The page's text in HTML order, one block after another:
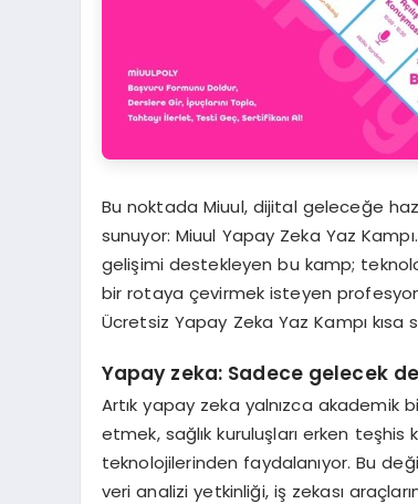
Bu noktada Miuul, dijital geleceğe
sunuyor: Miuul Yapay Zeka Yaz
gelişimi destekleyen bu kamp;
bir rotaya çevirmek isteyen
Ücretsiz Yapay Zeka Yaz Kampı kısa
Yapay zeka: Sadece gelecek
Artık yapay zeka yalnızca
etmek, sağlık kuruluşları erken
teknolojilerinden faydalanıyor. Bu
veri analizi yetkinliği, iş zekası